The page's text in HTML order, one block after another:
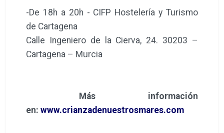
-De 18h a 20h - CIFP Hostelería y Turismo
de Cartagena
Calle Ingeniero de la Cierva, 24. 30203 –
Cartagena – Murcia
Más información
en: www.crianzadenuestrosmares.com